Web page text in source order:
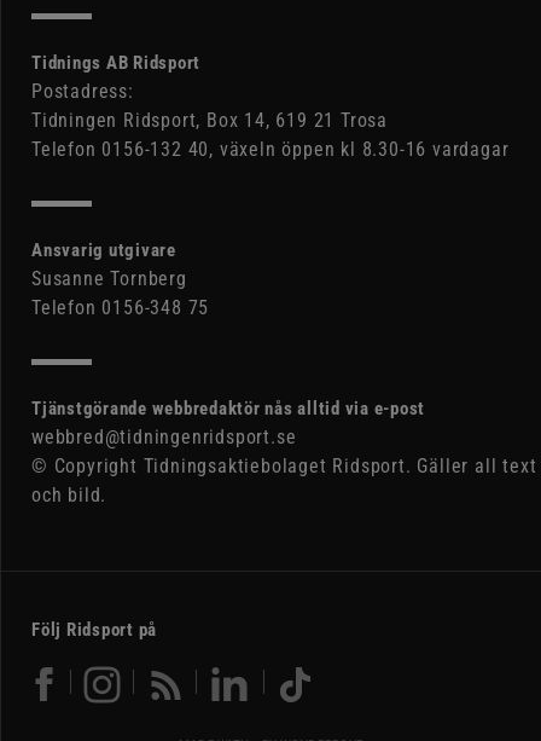
Tidnings AB Ridsport
Postadress:
Tidningen Ridsport, Box 14, 619 21 Trosa
Telefon 0156-132 40, växeln öppen kl 8.30-16 vardagar
Ansvarig utgivare
Susanne Tornberg
Telefon 0156-348 75
Tjänstgörande webbredaktör nås alltid via e-post
webbred@tidningenridsport.se
© Copyright Tidningsaktiebolaget Ridsport. Gäller all text
och bild.
Följ Ridsport på